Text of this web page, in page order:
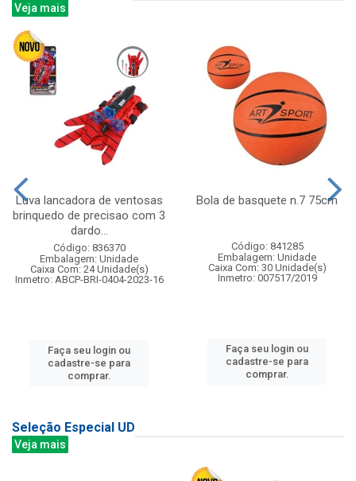
Veja mais
Luva lancadora de ventosas
brinquedo de precisao com 3
dardo...
Código: 836370
Embalagem: Unidade
Caixa Com: 24 Unidade(s)
Inmetro: ABCP-BRI-0404-2023-16
Faça seu login ou
cadastre-se para
comprar.
Bola de basquete n.7 75cm
Código: 841285
Embalagem: Unidade
Caixa Com: 30 Unidade(s)
Inmetro: 007517/2019
Faça seu login ou
cadastre-se para
comprar.
Seleção Especial UD
Veja mais